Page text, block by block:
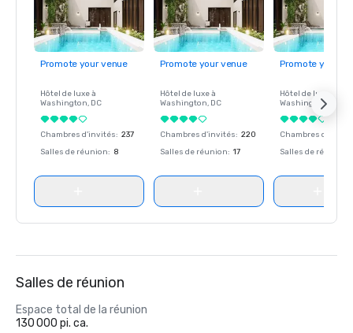
Promote your venue
Hôtel de luxe à
Washington, DC
Chambres d'invités: 237
Salles de réunion: 8
Promote your venue
Hôtel de luxe à
Washington, DC
Chambres d'invités: 220
Salles de réunion: 17
Promote your
Hôtel de luxe à
Washington
Chambres
Salles de réunion
Salles de réunion
Espace total de la réunion
130 000 pi. ca.